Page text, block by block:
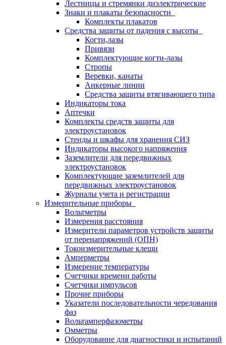
Лестницы и стремянки диэлектрические
Знаки и плакаты безопасности
Комплекты плакатов
Средства защиты от падения с высоты
Когти,лазы
Привязи
Комплектующие когти-лазы
Стропы
Веревки, канаты
Анкерные линии
Средства защиты втягивающего типа
Индикаторы тока
Аптечки
Комплекты средств защиты для
электроустановок
Стенды и шкафы для хранения СИЗ
Индикаторы высокого напряжения
Заземлители для передвижных
электроустановок
Комплектующие заземлителей для
передвижных электроустановок
Журналы учета и регистрации
Измерительные приборы
Вольтметры
Измерения расстояния
Измерители параметров устройств защиты
от перенапряжений (ОПН)
Токоизмерительные клещи
Амперметры
Измерение температуры
Счетчики времени работы
Счетчики импульсов
Прочие приборы
Указатели последовательности чередования
фаз
Вольтамперфазометры
Омметры
Оборудование для диагностики и испытаний